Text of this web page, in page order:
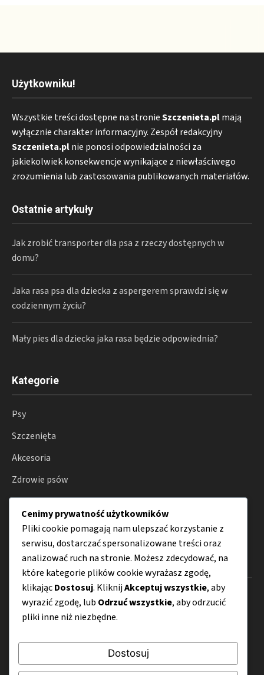
Użytkowniku!
Wszystkie treści dostępne na stronieSzczenieta.plmają
wyłącznie charakter informacyjny. Zespół redakcyjny
Szczenieta.plnie ponosi odpowiedzialności za
jakiekolwiek konsekwencje wynikające z niewłaściwego
zrozumienia lub zastosowania publikowanych materiałów.
Ostatnie artykuły
Jak zrobić transporter dla psa z rzeczy dostępnych w
domu?
Jaka rasa psa dla dziecka z aspergerem sprawdzi się w
codziennym życiu?
Mały pies dla dziecka jaka rasa będzie odpowiednia?
Kategorie
Psy
Szczenięta
Akcesoria
Zdrowie psów
Hodowla
Porady
Menu
Kontakt
Mapa strony
Polityka prywatności
Cenimy prywatność użytkowników
Pliki cookie pomagają nam ulepszać korzystanie z
serwisu, dostarczać spersonalizowane treści oraz
analizować ruch na stronie. Możesz zdecydować, na
które kategorie plików cookie wyrażasz zgodę,
klikającDostosuj. KliknijAkceptuj wszystkie, aby
wyrazić zgodę, lub Odrzuć wszystkie, aby odrzucić
pliki inne niż niezbędne.
Dostosuj